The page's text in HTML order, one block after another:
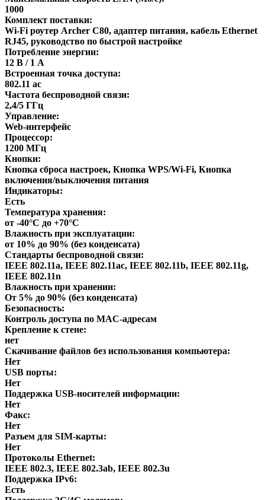
1000
Комплект поставки:
Wi-Fi роутер Archer C80, адаптер питания, кабель Ethernet
RJ45, руководство по быстрой настройке
Потребление энергии:
12 В / 1 А
Встроенная точка доступа:
802.11 aс
Частота беспроводной связи:
2,4/5 ГГц
Управление:
Web-интерфейс
Процессор:
1200 МГц
Кнопки:
Кнопка сброса настроек, Кнопка WPS/Wi-Fi, Кнопка
включения/выключения питания
Индикаторы:
Есть
Температура хранения:
от -40°C до +70°C
Влажность при эксплуатации:
от 10% до 90% (без конденсата)
Стандарты беспроводной связи:
IEEE 802.11a, IEEE 802.11ac, IEEE 802.11b, IEEE 802.11g,
IEEE 802.11n
Влажность при хранении:
От 5% до 90% (без конденсата)
Безопасность:
Контроль доступа по MAC-адресам
Крепление к стене:
нет
Скачивание файлов без использования компьютера:
Нет
USB порты:
Нет
Поддержка USB-носителей информации:
Нет
Факс:
Нет
Разъем для SIM-карты:
Нет
Протоколы Ethernet:
IEEE 802.3, IEEE 802.3ab, IEEE 802.3u
Поддержка IPv6:
Есть